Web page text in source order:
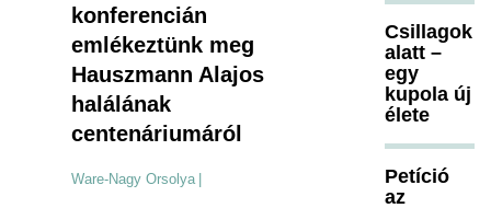
konferencián
emlékeztünk meg
Hauszmann Alajos
halálának
centenáriumáról
Ware-Nagy Orsolya
Csillagok
alatt –
egy
kupola új
élete
Petíció
az